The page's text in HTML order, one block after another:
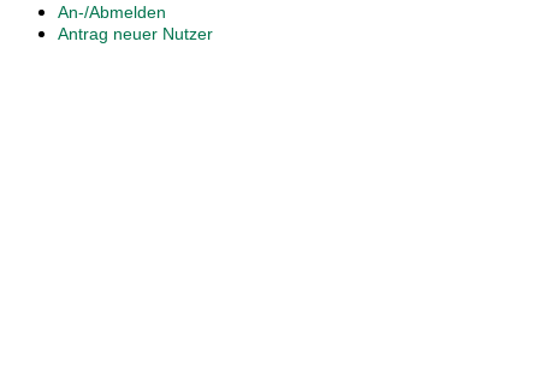
An-/Abmelden
Antrag neuer Nutzer